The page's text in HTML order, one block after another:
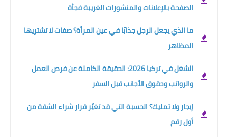
الصفحة بالإعلانات والمنشورات الغريبة فجأة
ما الذي يجعل الرجل جذابًا في عين المرأة؟ صفات لا تشتريها
المظاهر
الشغل في تركيا 2026: الحقيقة الكاملة عن فرص العمل
والرواتب وحقوق الأجانب قبل السفر
إيجار ولا تمليك؟ الحسبة التي قد تغيّر قرار شراء الشقة من
أول رقم